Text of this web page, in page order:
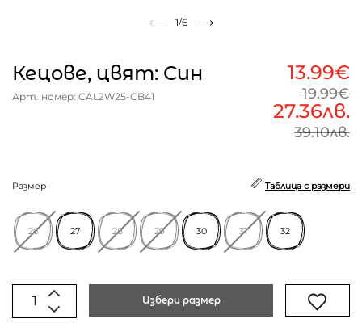
1/6
Кецове, цвят: Син
Арт. номер: CAL2W25-CB41
13.99€
19.99€
27.36лв.
39.10лв.
Размер Таблица с размери
26 27 28 29 30 31 32
Избери размер